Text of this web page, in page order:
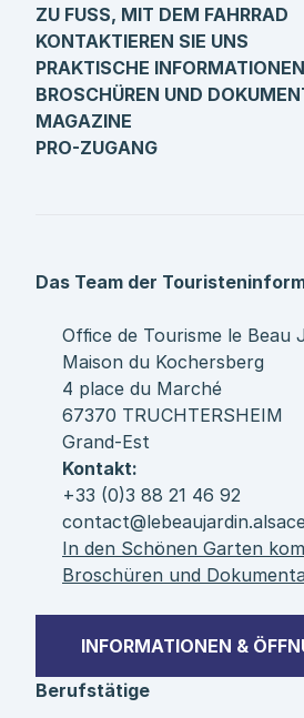
ZU FUSS, MIT DEM FAHRRAD
KONTAKTIEREN SIE UNS
PRAKTISCHE INFORMATIONEN
BROSCHÜREN UND
MAGAZINE
PRO-ZUGANG
Das Team der
Office de Tourisme le Beau
Maison du Kochersberg
4 place du Marché
67370 TRUCHTERSHEIM
Grand-Est
Kontakt:
+33 (0)3 88 21 46 92
In den Schönen Garten
Broschüren und
INFORMATIONEN &
Berufstätige